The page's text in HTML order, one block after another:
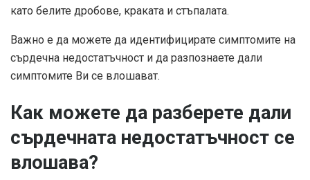
като белите дробове, краката и стъпалата.
Важно е да можете да идентифицирате симптомите на
сърдечна недостатъчност и да разпознаете дали
симптомите Ви се влошават.
Как можете да разберете дали
сърдечната недостатъчност се
влошава?